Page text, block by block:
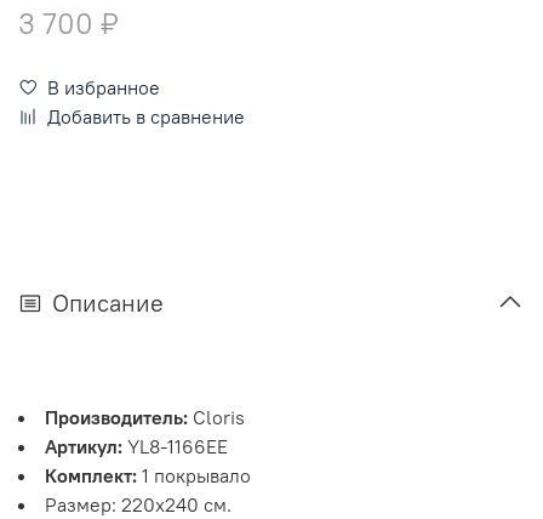
3 700 ₽
В избранное
Добавить в сравнение
Описание
Производитель: Cloris
Артикул: YL8-1166EE
Комплект: 1 покрывало
Размер: 220х240 см.